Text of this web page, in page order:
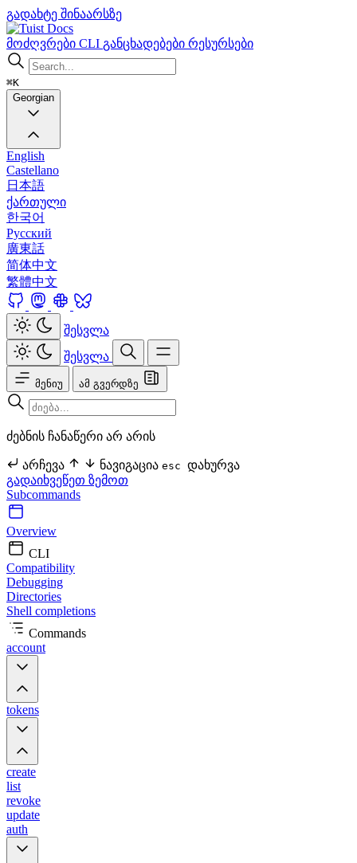
გადახტე შინაარსზე
Docs
მოძღვრები CLI განცხადებები რესურსები
⌘K
Georgian
English
Castellano
日本語
ქართული
한국어
Русский
廣東話
简体中文
繁體中文
შესვლა
შესვლა
მენიუ ამ გვერდზე
ძებნის ჩანაწერი არ არის
არჩევა ნავიგაცია esc დახურვა
გადაიხვეწეთ ზემოთ
Subcommands
Overview
CLI
Compatibility
Debugging
Directories
Shell completions
Commands
account
tokens
create
list
revoke
update
auth